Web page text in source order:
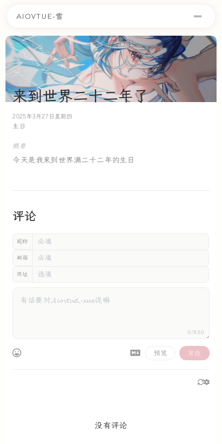
AIOVTUE-雪
来到世界二十二年了
2025年3月27日星期四
生日
概要
今天是我来到世界满二十二年的生日
评论
昵称
邮箱
网址
0/500
预览 发送
没有评论